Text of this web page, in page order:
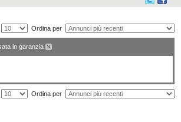
Ordina per
in garanzia
Ordina per